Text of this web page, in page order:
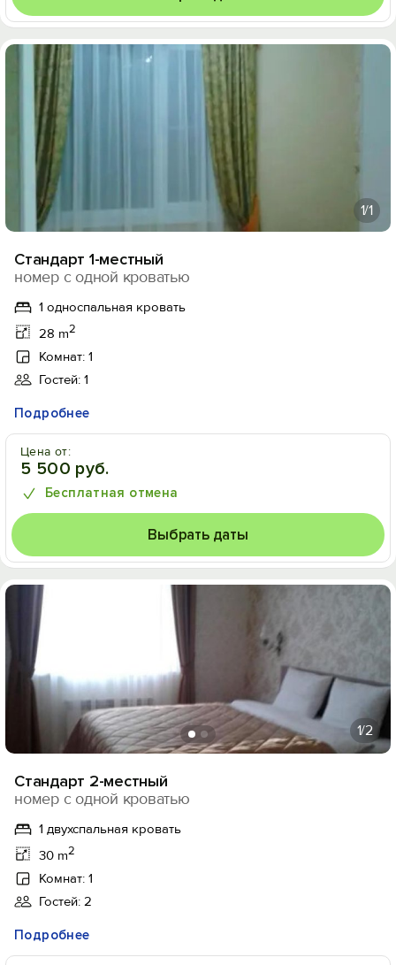
1/1
Стандарт 1-местный
номер с одной кроватью
1 односпальная кровать
28 m2
Комнат: 1
Гостей: 1
Подробнее
Цена от:
5 500 руб.
Бесплатная отмена
Выбрать даты
1/2
Стандарт 2-местный
номер с одной кроватью
1 двухспальная кровать
30 m2
Комнат: 1
Гостей: 2
Подробнее